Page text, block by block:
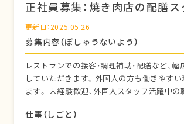
正社員募集：焼き肉店の配膳ス
更新日：2025.05.26
募集内容（ぼしゅうないよう）
レストランでの接客・調理補助・配膳など、
していただきます。外国人の方も働きやす
ます。 未経験歓迎、外国人スタッフ活躍中の
仕事（しごと）